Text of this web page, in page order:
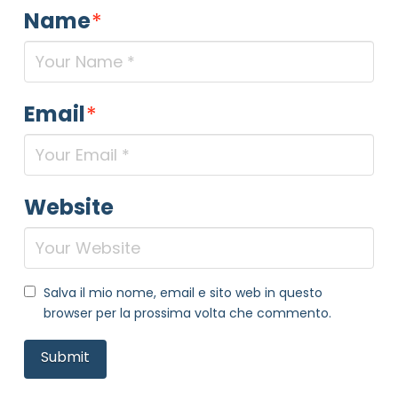
Name*
Email*
Website
Salva il mio nome, email e sito web in questo
browser per la prossima volta che commento.